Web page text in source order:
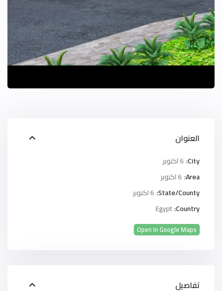
العنوان
City: 6 اكتوبر
Area: 6 اكتوبر
State/County: 6 اكتوبر
Country:
Egypt
Open In Google Maps
تفاصيل